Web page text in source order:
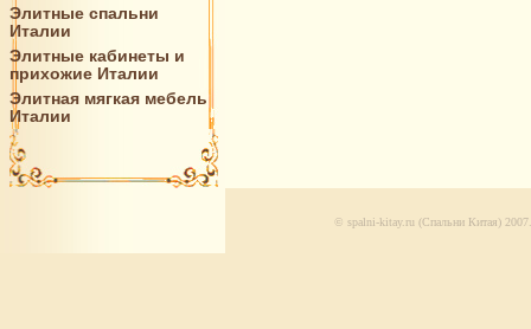
Элитные спальни
Италии
Элитные кабинеты и
прихожие Италии
Элитная мягкая мебель
Италии
© spalni-kitay.ru (Спальни Китая) 2007.